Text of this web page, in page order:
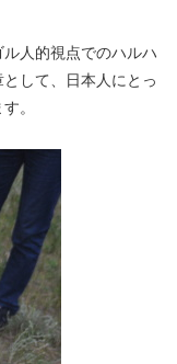
人的視点でのハルハ
して、日本人にとっ
。